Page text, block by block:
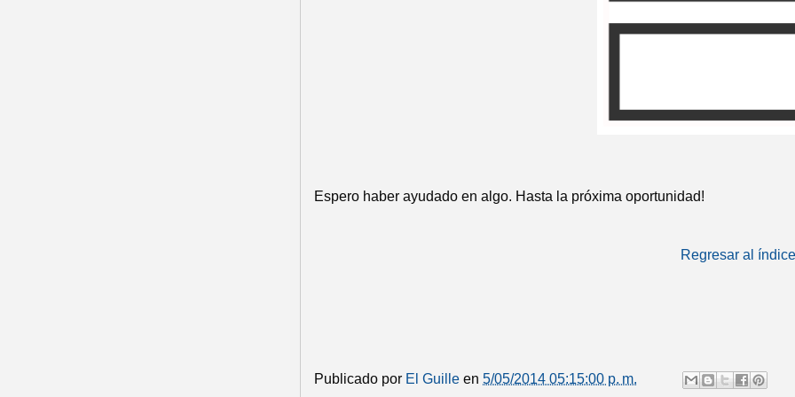
Espero haber ayudado en algo. Hasta la próxima oportunidad!
Regresar al índice
Publicado por El Guille en 5/05/2014 05:15:00 p. m.